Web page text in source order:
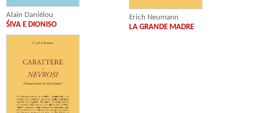
Alain Daniélou
ŚIVA E DIONISO
Erich Neumann
LA GRANDE MADRE